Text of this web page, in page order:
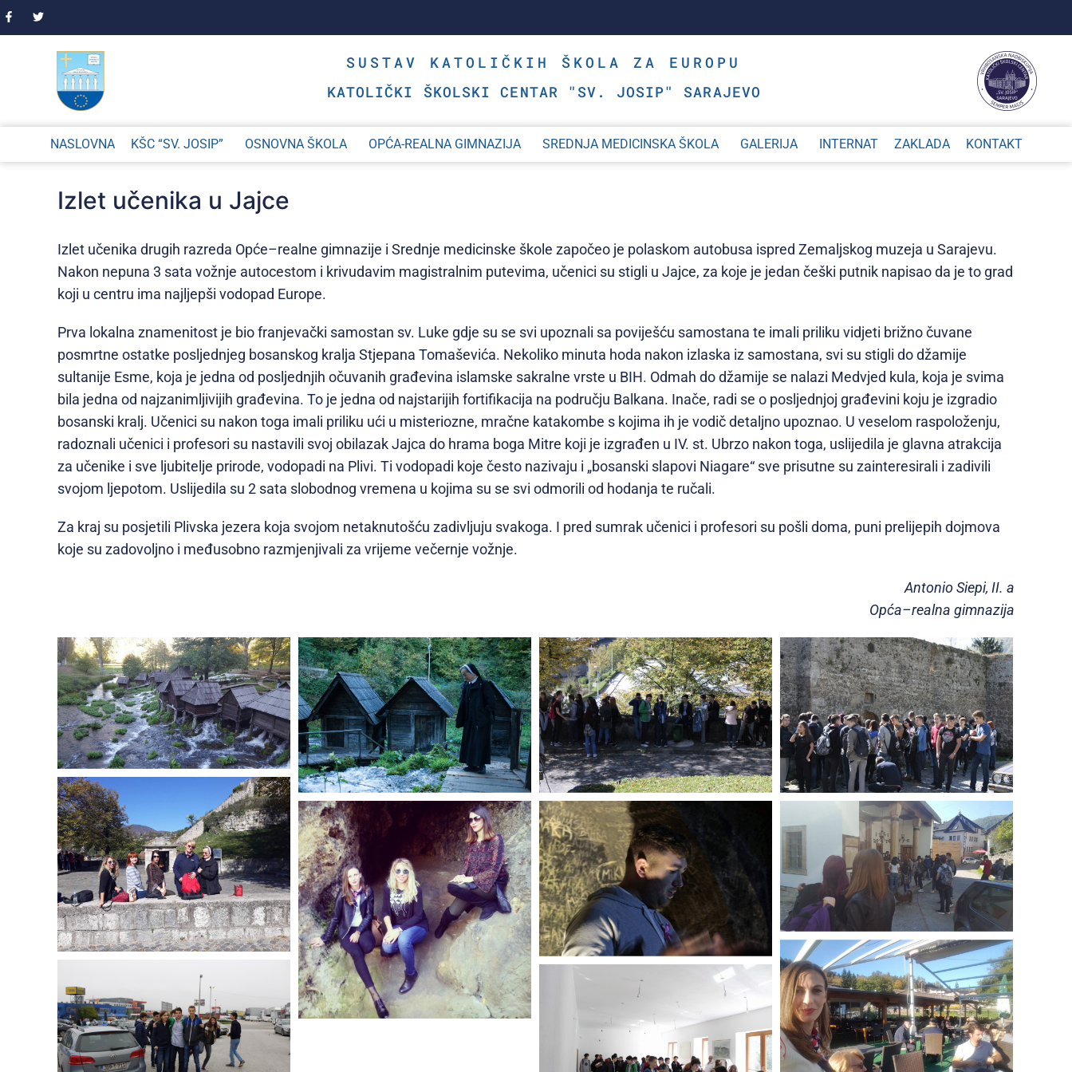
SUSTAV KATOLIČKIH ŠKOLA ZA EUROPU
KATOLIČKI ŠKOLSKI CENTAR "SV. JOSIP" SARAJEVO
NASLOVNA KŠC “SV. JOSIP” OSNOVNA ŠKOLA OPĆA-REALNA GIMNAZIJA SREDNJA MEDICINSKA ŠKOLA GALERIJA INTERNAT ZAKLADA KONTAKT
Izlet učenika u Jajce
Izlet učenika drugih razreda Opće–realne gimnazije i Srednje medicinske škole započeo je polaskom autobusa ispred Zemaljskog muzeja u Sarajevu.
Nakon nepuna 3 sata vožnje autocestom i krivudavim magistralnim putevima, učenici su stigli u Jajce, za koje je jedan češki putnik napisao da je to grad
koji u centru ima najljepši vodopad Europe.
Prva lokalna znamenitost je bio franjevački samostan sv. Luke gdje su se svi upoznali sa poviješću samostana te imali priliku vidjeti brižno čuvane
posmrtne ostatke posljednjeg bosanskog kralja Stjepana Tomaševića. Nekoliko minuta hoda nakon izlaska iz samostana, svi su stigli do džamije
sultanije Esme, koja je jedna od posljednjih očuvanih građevina islamske sakralne vrste u BIH. Odmah do džamije se nalazi Medvjed kula, koja je svima
bila jedna od najzanimljivijih građevina. To je jedna od najstarijih fortifikacija na području Balkana. Inače, radi se o posljednjoj građevini koju je izgradio
bosanski kralj. Učenici su nakon toga imali priliku ući u misteriozne, mračne katakombe s kojima ih je vodič detaljno upoznao. U veselom raspoloženju,
radoznali učenici i profesori su nastavili svoj obilazak Jajca do hrama boga Mitre koji je izgrađen u IV. st. Ubrzo nakon toga, uslijedila je glavna atrakcija
za učenike i sve ljubitelje prirode, vodopadi na Plivi. Ti vodopadi koje često nazivaju i „bosanski slapovi Niagare“ sve prisutne su zainteresirali i zadivili
svojom ljepotom. Uslijedila su 2 sata slobodnog vremena u kojima su se svi odmorili od hodanja te ručali.
Za kraj su posjetili Plivska jezera koja svojom netaknutošću zadivljuju svakoga. I pred sumrak učenici i profesori su pošli doma, puni prelijepih dojmova
koje su zadovoljno i međusobno razmjenjivali za vrijeme večernje vožnje.
Antonio Siepi, II. a
Opća–realna gimnazija